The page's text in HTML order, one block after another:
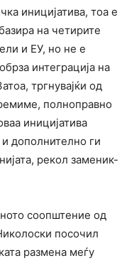
иницијатива, тоа е
на четирите
и ЕУ, но не е
интеграција на
тргнувајќи од
полноправно
иницијатива
дополнително ги
рекол заменик-
соопштение од
посочил
размена меѓу